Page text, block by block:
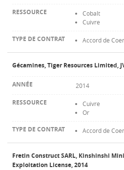
Cobalt
Cuivre
Accord de
Gécamines, Tiger Resources Limited,
2014
Cuivre
Or
Accord de
Fretin Construct SARL, Kinshinshi
Exploitation License, 2014